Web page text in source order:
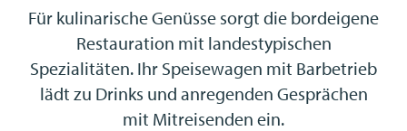
Für kulinarische Genüsse sorgt die bordeigene
Restauration mit landestypischen
Spezialitäten. Ihr Speisewagen mit Barbetrieb
lädt zu Drinks und anregenden Gesprächen
mit Mitreisenden ein.